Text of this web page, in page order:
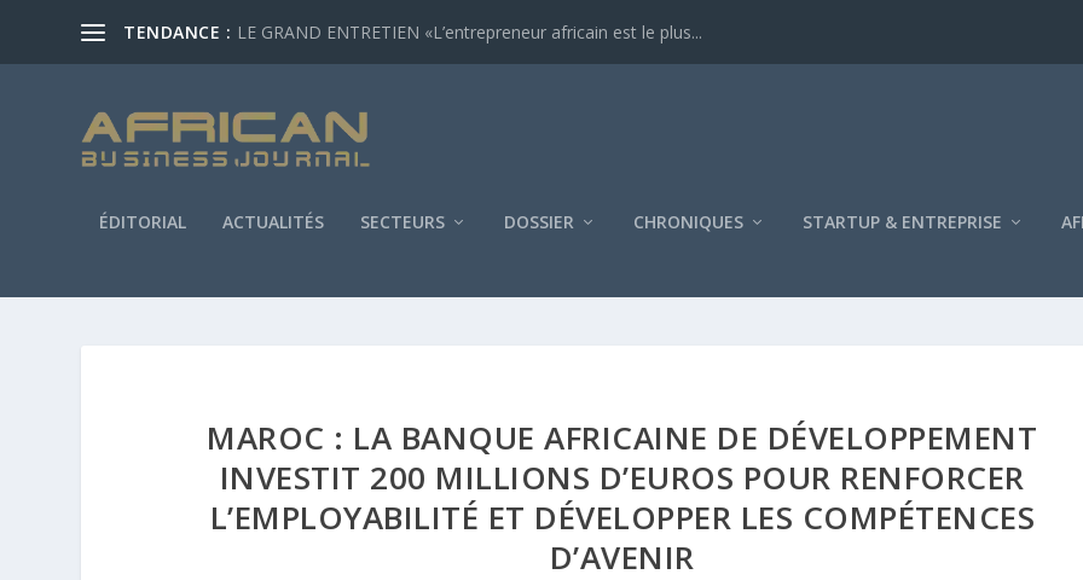
TENDANCE : LE GRAND ENTRETIEN «L’entrepreneur africain est le plus...
ÉDITORIAL ACTUALITÉS SECTEURS DOSSIER CHRONIQUES STARTUP & ENTREPRISE
MAROC : LA BANQUE AFRICAINE DE DÉVELOPPEMENT
INVESTIT 200 MILLIONS D’EUROS POUR RENFORCER
L’EMPLOYABILITÉ ET DÉVELOPPER LES COMPÉTENCES
D’AVENIR